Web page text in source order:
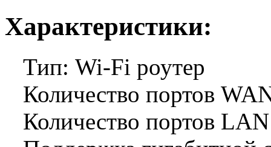
Характеристики:
Тип: Wi-Fi роутер
Количество портов
Количество портов